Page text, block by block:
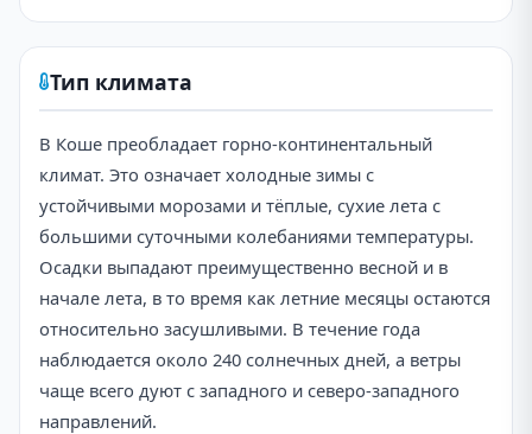
Тип климата
В Кошe преобладает горно-континентальный
климат. Это означает холодные зимы с
устойчивыми морозами и тёплые, сухие лета с
большими суточными колебаниями температуры.
Осадки выпадают преимущественно весной и в
начале лета, в то время как летние месяцы остаются
относительно засушливыми. В течение года
наблюдается около 240 солнечных дней, а ветры
чаще всего дуют с западного и северо-западного
направлений.